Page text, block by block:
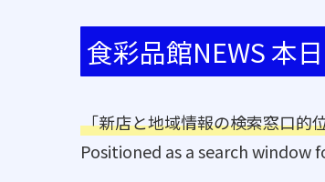
食彩品館NEWS 本
「新店と地域情報の検索窓口的
Positioned as a search